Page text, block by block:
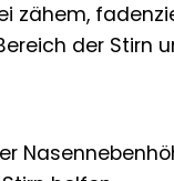
zähem,
der Stirn